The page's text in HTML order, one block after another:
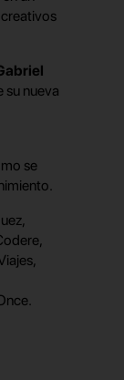
su nueva
se